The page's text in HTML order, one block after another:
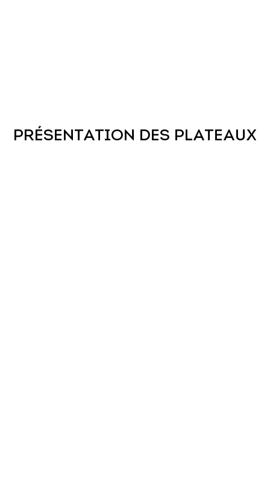
PRÉSENTATION DES PLATEAUX